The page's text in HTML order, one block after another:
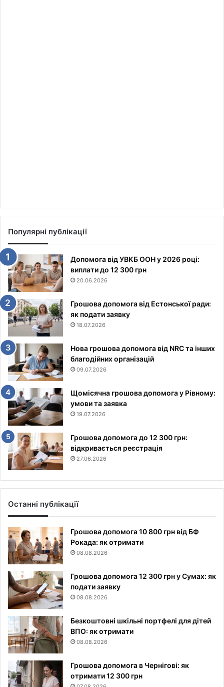
Популярні публікації
Допомога від УВКБ ООН у 2026 році:
виплати до 12 300 грн
20.06.2026
Грошова допомога від Естонської ради:
як подати заявку
18.07.2026
Нова грошова допомога від NRC та інших
благодійних організацій
09.07.2026
Щомісячна грошова допомога у Рівному:
умови та заявка
19.07.2026
Грошова допомога до 12 300 грн:
відкривається реєстрація
27.06.2026
Останні публікації
Грошова допомога 10 800 грн від БФ
Рокада: як отримати
08.08.2026
Грошова допомога 12 300 грн у Сумах: як
подати заявку
08.08.2026
Безкоштовні шкільні портфелі для дітей
ВПО: як отримати
08.08.2026
Грошова допомога в Чернігові: як
отримати 12 300 грн